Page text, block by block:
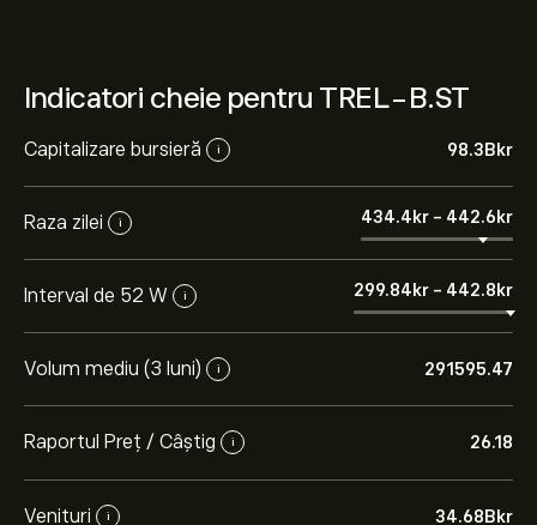
Indicatori cheie pentru TREL-B.ST
Capitalizare bursieră i 98.3B‎kr‎
Raza zilei i 434.4‎kr‎ - 442.6‎kr‎
Interval de 52 W i 299.84‎kr‎ - 442.8‎kr‎
Volum mediu (3 luni) i 291595.47
Raportul Preț / Câștig i 26.18
Venituri i 34.68B‎kr‎